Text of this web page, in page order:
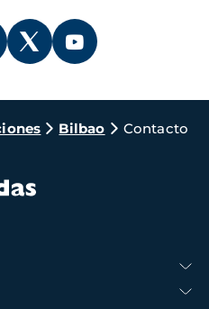
Bilbao Contacto